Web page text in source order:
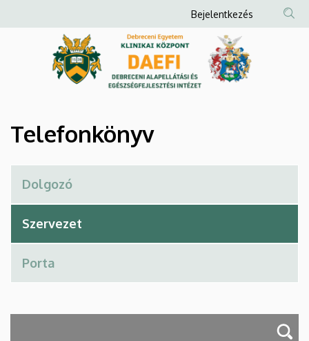
Debreceni
és
Egészségfejlesztési
Intézet
a
Anonim
Felhasználói
fiók
menüje
Bejelentkezés
Telefonkönyv